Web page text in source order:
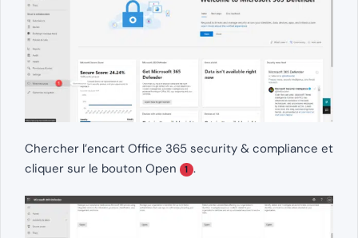
Chercher l’encart Office 365 security & compliance et
cliquer sur le bouton Open
1 .